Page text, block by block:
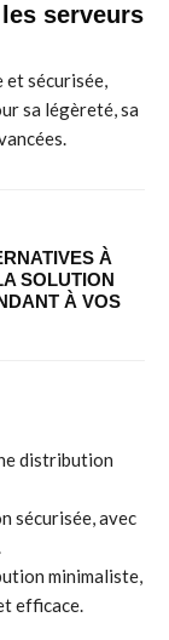
serveurs
sécurisée,
sa légèreté, sa
À
SOLUTION
À VOS
distribution
sécurisée, avec
minimaliste,
efficace.